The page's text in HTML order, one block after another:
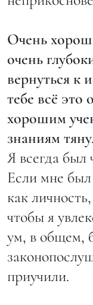
Очень
очень
вернуться к
тебе всё
хорошим
знаниям
Я всегда был
Если мне был
как
чтобы я
ум, в общем,
приучили.